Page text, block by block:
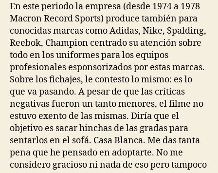
En este periodo la empresa (desde 1974 a 1978
Macron Record Sports) produce también para
conocidas marcas como Adidas, Nike, Spalding,
Reebok, Champion centrado su atención sobre
todo en los uniformes para los equipos
profesionales esponsorizados por estas marcas.
Sobre los fichajes, le contesto lo mismo: es lo
que va pasando. A pesar de que las críticas
negativas fueron un tanto menores, el filme no
estuvo exento de las mismas. Diría que el
objetivo es sacar hinchas de las gradas para
sentarlos en el sofá. Casa Blanca. Me das tanta
pena que he pensado en adoptarte. No me
considero gracioso ni nada de eso pero tampoco